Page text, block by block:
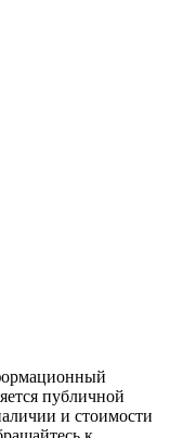
публичной
и стоимости